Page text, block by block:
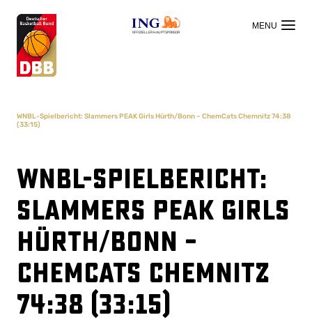
OFFIZIELLER HAUPTSPONSOR
WNBL-Spielbericht: Slammers PEAK Girls Hürth/Bonn – ChemCats Chemnitz 74:38
(33:15)
WNBL-Spielbericht:
Slammers PEAK Girls
Hürth/Bonn –
ChemCats Chemnitz
74:38 (33:15)